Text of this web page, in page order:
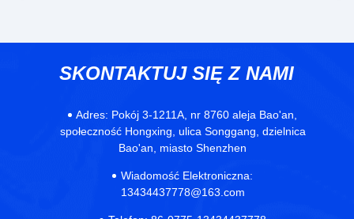
SKONTAKTUJ SIĘ Z NAMI
Adres: Pokój 3-1211A, nr 8760 aleja Bao'an,
społeczność Hongxing, ulica Songgang, dzielnica
Bao'an, miasto Shenzhen
Wiadomość Elektroniczna:
13434437778@163.com